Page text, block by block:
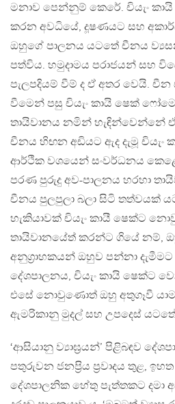
මනාව පෙන්නුම් කෙරේ. චියැං
කරන අවධියේ, දූෂණයට සහ
ඔහුගේ පාලනය යටතේ චීනය
පත්විය. හමුදාමය පරාජයන් සහ
පැලපදියම් වීම් ද ඒ අතර වෙයි.
වීමෙන් පසු චියැං කායි ෂෙක්
තායිවානය නමින් හැඳින්වෙන්නේ
චීනය හිඟන අඩියට ඇද දැමූ චියැං
ආර්ථික වශයෙන් සංවර්ධනය
පරණ පුරුදු අව-පාලනය හරහා
චීනය පුලපුලා බලා සිටි තත්වයක්
හැකියාවක් චියැං කායී ෂෙක්ට
තායිවානයේත් කරන්ට ගියේ නම්,
අනුග‍්‍රාහකයන් ඔහුව පන්නා
දේශපාලනය, චියැං කායි ෂෙක්ට
එසේ නොවුණොත් ඔහු අතුගෑවී
ඇමරිකානු මුදල් සහ උපදෙස්
‘ආසියානු ව්‍යාඝ‍්‍රයන්’ පිළිබඳව
පතුරුවන ජනප‍්‍රිය ප‍්‍රවාදය තුළ,
දේශපාලනික හේතු පැත්තකට දමා